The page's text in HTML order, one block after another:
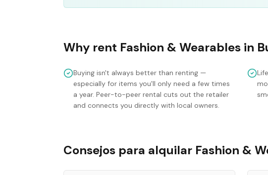
Why rent Fashion & Wearables in
Buying isn't always better than renting —
especially for items you'll only need a few times
a year. Peer-to-peer rental cuts out the retailer
and connects you directly with local owners.
Consejos para alquilar Fashion &